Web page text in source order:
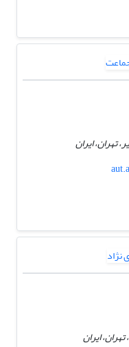
تهران، ایران
ایران